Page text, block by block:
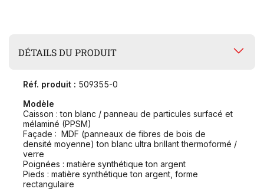
DÉTAILS DU PRODUIT
Réf. produit : 509355-0
Modèle
Caisson : ton blanc / panneau de particules surfacé et
mélaminé (PPSM)
Façade : MDF (panneaux de fibres de bois de
densité moyenne) ton blanc ultra brillant thermoformé /
verre
Poignées : matière synthétique ton argent
Pieds : matière synthétique ton argent, forme
rectangulaire